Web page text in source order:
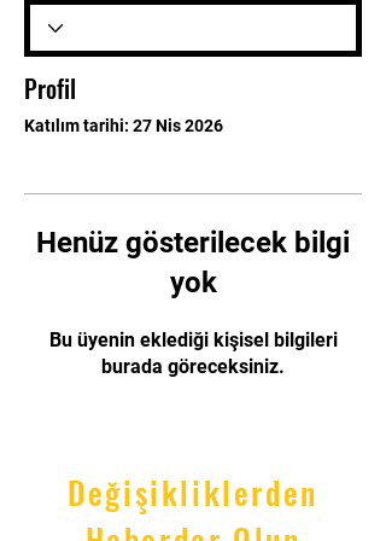
Profil
Katılım tarihi: 27 Nis 2026
Henüz gösterilecek bilgi
yok
Bu üyenin eklediği kişisel bilgileri
burada göreceksiniz.
Değişikliklerden